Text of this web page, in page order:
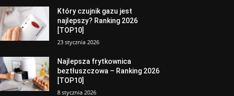
Który czujnik gazu jest
najlepszy? Ranking 2026
[TOP10]
23 stycznia 2026
Najlepsza frytkownica
beztłuszczowa – Ranking 2026
[TOP10]
8 stycznia 2026